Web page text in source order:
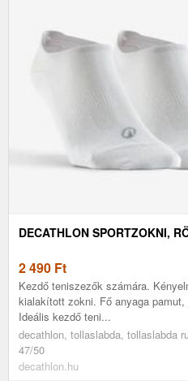
DECATHLON SPORTZOKNI,
2 490 Ft
Kezdő teniszezők számára.
kialakított zokni. Fő anyaga
Ideális kezdő teni...
decathlon, tollaslabda, tollaslabda
47/50
decathlon.hu